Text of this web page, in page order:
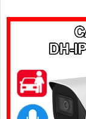
pháp giám sát toàn